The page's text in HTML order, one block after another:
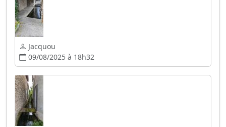
Jacquou
09/08/2025 à 18h32